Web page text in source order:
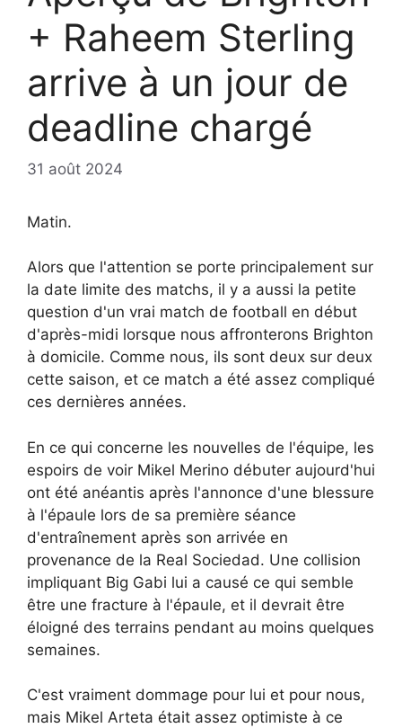
+ Raheem Sterling
arrive à un jour de
deadline chargé
31 août 2024
Matin.
Alors que l'attention se porte principalement sur
la date limite des matchs, il y a aussi la petite
question d'un vrai match de football en début
d'après-midi lorsque nous affronterons Brighton
à domicile. Comme nous, ils sont deux sur deux
cette saison, et ce match a été assez compliqué
ces dernières années.
En ce qui concerne les nouvelles de l'équipe, les
espoirs de voir Mikel Merino débuter aujourd'hui
ont été anéantis après l'annonce d'une blessure
à l'épaule lors de sa première séance
d'entraînement après son arrivée en
provenance de la Real Sociedad. Une collision
impliquant Big Gabi lui a causé ce qui semble
être une fracture à l'épaule, et il devrait être
éloigné des terrains pendant au moins quelques
semaines.
C'est vraiment dommage pour lui et pour nous,
mais Mikel Arteta était assez optimiste à ce